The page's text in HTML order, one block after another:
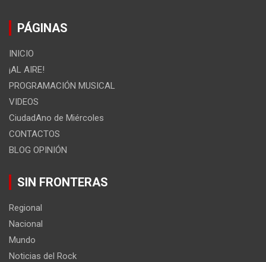
PÁGINAS
INICIO
¡AL AIRE!
PROGRAMACIÓN MUSICAL
VIDEOS
CiudadAno de Miércoles
CONTACTOS
BLOG OPINIÓN
SIN FRONTERAS
Regional
Nacional
Mundo
Noticias del Rock